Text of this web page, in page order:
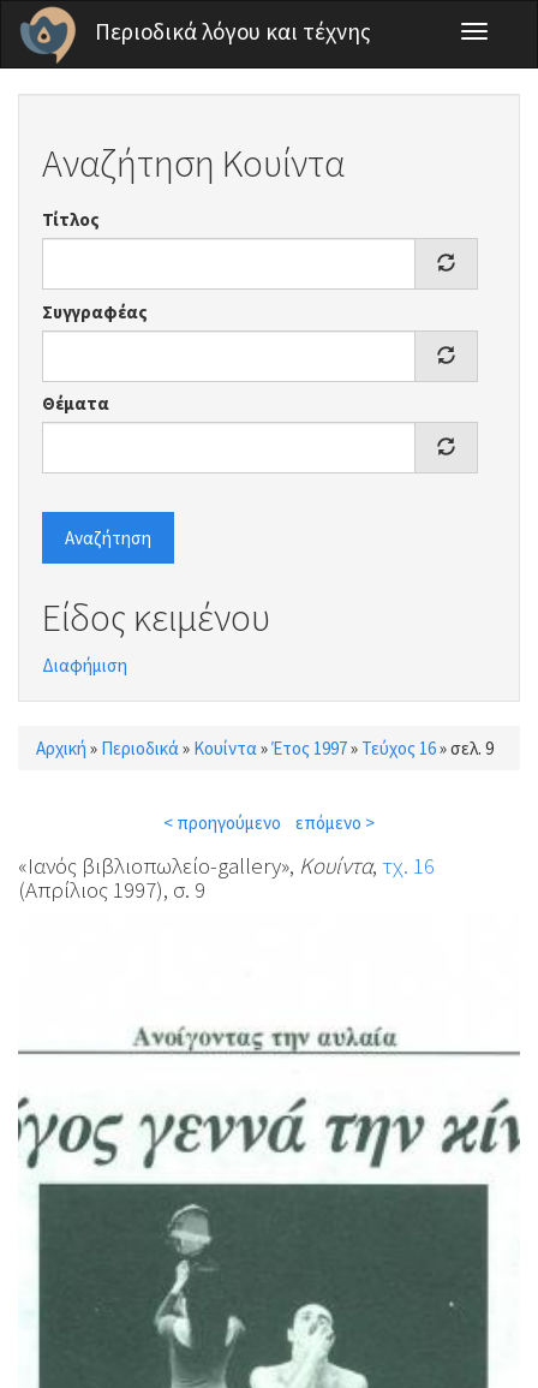
Παράκαμψη προς το κυρίως περιεχόμενο
Περιοδικά λόγου και τέχνης
Toggle
Αναζήτηση Κουίντα
Τίτλος
Συγγραφέας
Θέματα
Αναζήτηση
Είδος κειμένου
Διαφήμιση
Είστε εδώ
Αρχική » Περιοδικά » Κουίντα »Έτος 1997» Τεύχος 16»σελ. 9
< προηγούμενο επόμενο >
«Ιανός βιβλιοπωλείο-gallery», Κουίντα, τχ. 16
(Απρίλιος 1997), σ. 9